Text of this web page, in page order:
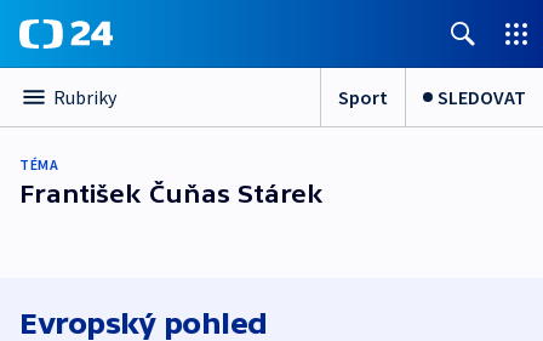
Rubriky Sport SLEDOVAT
TÉMA
František Čuňas Stárek
Evropský pohled